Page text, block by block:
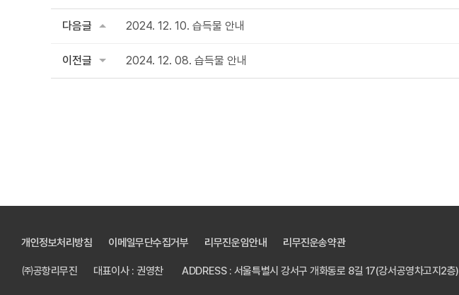
다음글 2024. 12. 10. 습득물 안내
이전글 2024. 12. 08. 습득물 안내
개인정보처리방침 이메일무단수집거부 리무진운임안내 리무진운송약관
㈜공항리무진 대표이사 : 권영찬 ADDRESS : 서울특별시 강서구 개화동로 8길 17(강서공영차고지2층)